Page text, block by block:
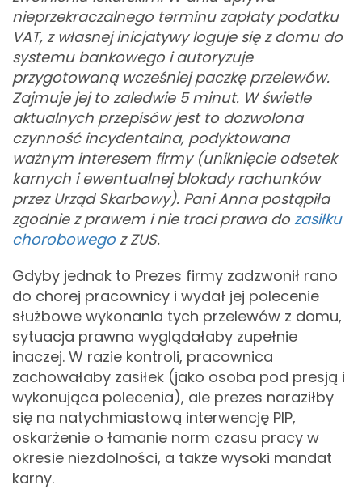
nieprzekraczalnego terminu zapłaty podatku
VAT, z własnej inicjatywy loguje się z domu do
systemu bankowego i autoryzuje
przygotowaną wcześniej paczkę przelewów.
Zajmuje jej to zaledwie 5 minut. W świetle
aktualnych przepisów jest to dozwolona
czynność incydentalna, podyktowana
ważnym interesem firmy (uniknięcie odsetek
karnych i ewentualnej blokady rachunków
przez Urząd Skarbowy). Pani Anna postąpiła
zgodnie z prawem i nie traci prawa dozasiłku
chorobowegoz ZUS.
Gdyby jednak to Prezes firmy zadzwonił rano
do chorej pracownicy i wydał jej polecenie
służbowe wykonania tych przelewów z domu,
sytuacja prawna wyglądałaby zupełnie
inaczej. W razie kontroli, pracownica
zachowałaby zasiłek (jako osoba pod presją i
wykonująca polecenia), ale prezes naraziłby
się na natychmiastową interwencję PIP,
oskarżenie o łamanie norm czasu pracy w
okresie niezdolności, a także wysoki mandat
karny.